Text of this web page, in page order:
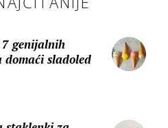
genijalnih
domaći sladoled